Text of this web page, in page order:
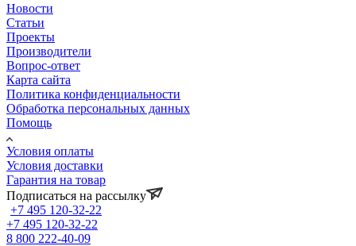
Новости
Статьи
Проекты
Производители
Вопрос-ответ
Карта сайта
Политика конфиденциальности
Обработка персональных данных
Помощь
Условия оплаты
Условия доставки
Гарантия на товар
Подписаться на рассылку
+7 495 120-32-22
+7 495 120-32-22
8 800 222-40-09